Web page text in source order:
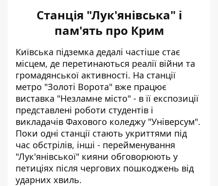
Станція "Лук'янівська" і
пам'ять про Крим
Київська підземка дедалі частіше стає
місцем, де перетинаються реалії війни та
громадянської активності. На станції
метро "Золоті Ворота" вже працює
виставка "Незламне місто" - в її експозиції
представлені роботи студентів і
викладачів Фахового коледжу "Універсум".
Поки одні станції стають укриттями під
час обстрілів, інші - перейменування
"Лук'янівської" кияни обговорюють у
петиціях після чергових пошкоджень від
ударних хвиль.